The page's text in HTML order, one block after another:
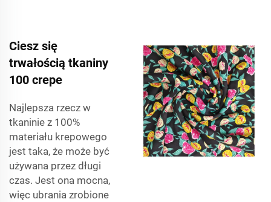
Ciesz się
trwałością tkaniny
100 crepe
Najlepsza rzecz w
tkaninie z 100%
materiału krepowego
jest taka, że może być
używana przez długi
czas. Jest ona mocna,
więc ubrania zrobione